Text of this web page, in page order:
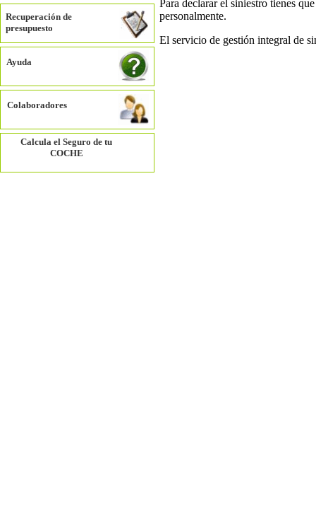
Recuperación de
presupuesto
Colaboradores
Ayuda
Calcula el Seguro de tu
COCHE
Para declarar el siniestro tienes
personalmente.
El servicio de gestión integral de